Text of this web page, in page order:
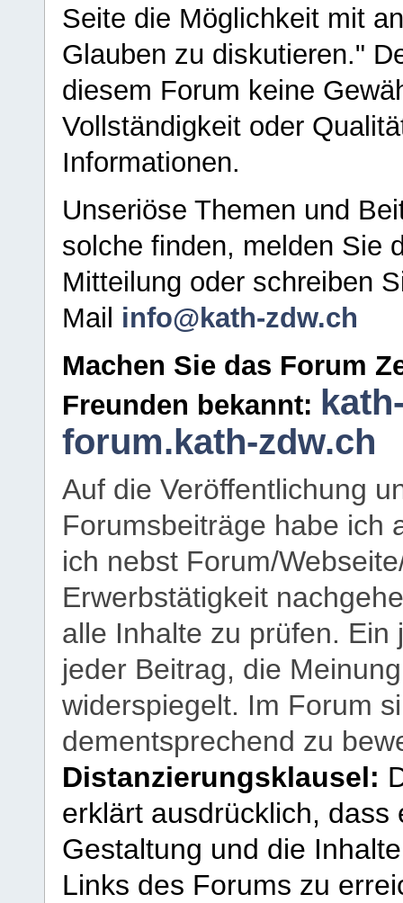
Seite die Möglichkeit mit
Glauben zu diskutieren."
diesem Forum keine
Vollständigkeit oder
Informationen.
Unseriöse Themen und
solche finden, melden Sie
Mitteilung oder schreiben
Mail info@kath-zdw.ch
Machen Sie das Forum
Freunden bekannt:
forum.kath-zdw.ch
Auf die Veröffentlichung
Forumsbeiträge habe ich
ich nebst Forum/
Erwerbstätigkeit
alle Inhalte zu prüfen.
jeder Beitrag, die
widerspiegelt. Im Forum
dementsprechend zu
Distanzierungsklausel:
erklärt ausdrücklich,
Gestaltung und die
Links des Forums zu